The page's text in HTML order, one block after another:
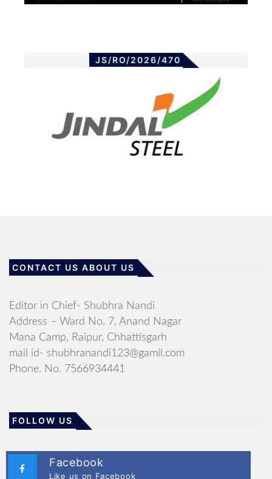
JS/RO/2026/470
CONTACT US ABOUT US
Editor in Chief- Shubhra Nandi
Address – Ward No. 7, Anand Nagar
Mana Camp, Raipur, Chhattisgarh
mail id- shubhranandi123@gamil.com
Phone. No. 7566934441
FOLLOW US
Facebook
Like us on Facebook